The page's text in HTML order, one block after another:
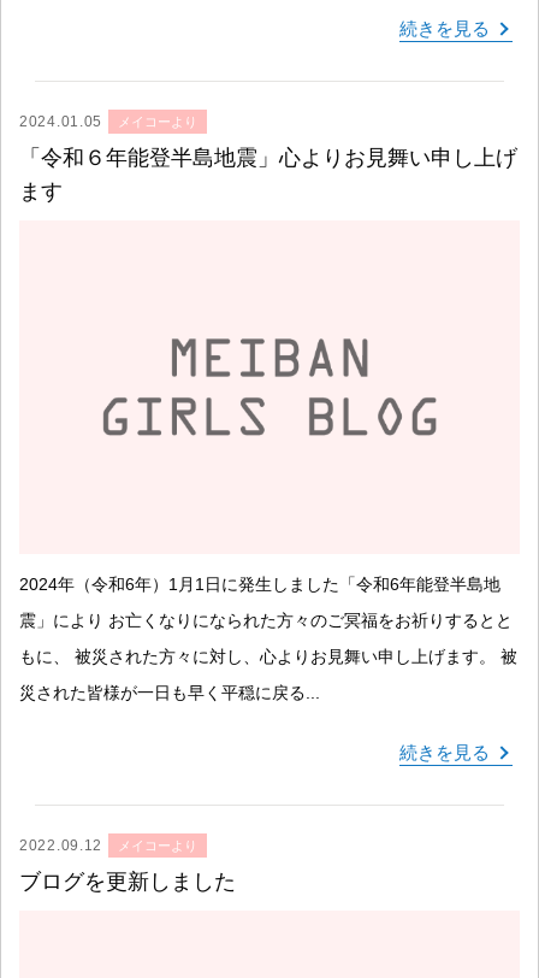
続きを見る
2024.01.05 メイコーより
「令和６年能登半島地震」心よりお見舞い申し上げ
ます
2024年（令和6年）1月1日に発生しました「令和6年能登半島地
震」により お亡くなりになられた方々のご冥福をお祈りするとと
もに、 被災された方々に対し、心よりお見舞い申し上げます。 被
災された皆様が一日も早く平穏に戻る...
続きを見る
2022.09.12 メイコーより
ブログを更新しました